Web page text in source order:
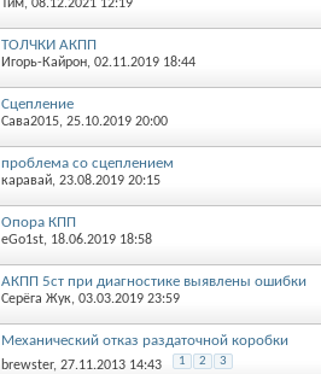
Тим, 08.12.2021 12:19
ТОЛЧКИ АКПП
Игорь-Кайрон, 02.11.2019 18:44
Сцепление
Сава2015, 25.10.2019 20:00
проблема со сцеплением
каравай, 23.08.2019 20:15
Опора КПП
eGo1st, 18.06.2019 18:58
АКПП 5ст при диагностике выявлены ошибки
Серёга Жук, 03.03.2019 23:59
Механический отказ раздаточной коробки
brewster, 27.11.2013 14:43 1 2 3